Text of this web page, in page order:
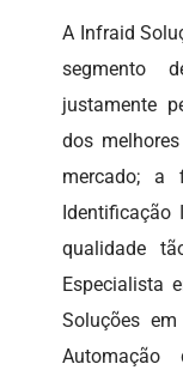
A Infraid
segmento
justamente
dos
mercado; a
qualidade
Especialista
Soluções em
Automação